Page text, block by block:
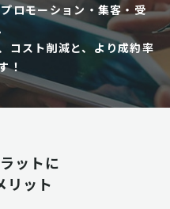
ロモーション・集客・受
コスト削減と、より成約率
！
ットに
リット